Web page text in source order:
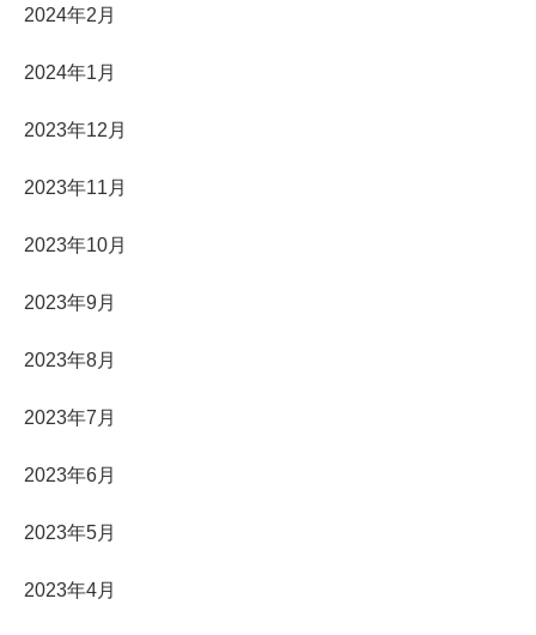
2024年2月
2024年1月
2023年12月
2023年11月
2023年10月
2023年9月
2023年8月
2023年7月
2023年6月
2023年5月
2023年4月